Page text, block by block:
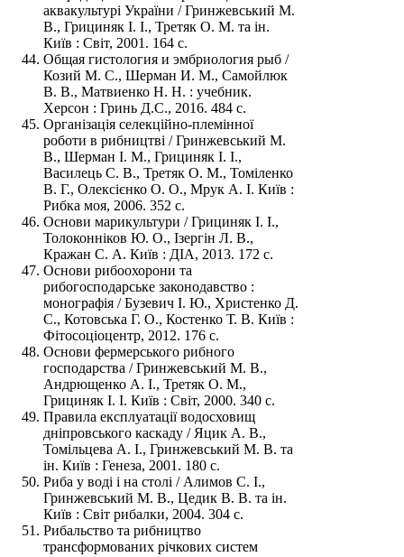
аквакультурі України / Гринжевський М.
В., Грициняк І. І., Третяк О. М. та ін.
Київ : Світ, 2001. 164 с.
Общая гистология и эмбриология рыб /
Козий М. С., Шерман И. М., Самойлюк
В. В., Матвиенко Н. Н. : учебник.
Херсон : Гринь Д.С., 2016. 484 с.
Організація селекційно-племінної
роботи в рибництві / Гринжевський М.
В., Шерман І. М., Грициняк І. І.,
Василець С. В., Третяк О. М., Томіленко
В. Г., Олексієнко О. О., Мрук А. І. Київ :
Рибка моя, 2006. 352 с.
Основи марикультури / Грициняк І. І.,
Толоконніков Ю. О., Ізергін Л. В.,
Кражан С. А. Київ : ДІА, 2013. 172 с.
Основи рибоохорони та
рибогосподарське законодавство :
монографія / Бузевич І. Ю., Христенко Д.
С., Котовська Г. О., Костенко Т. В. Київ :
Фітосоціоцентр, 2012. 176 с.
Основи фермерського рибного
господарства / Гринжевський М. В.,
Андрющенко А. І., Третяк О. М.,
Грициняк І. І. Київ : Світ, 2000. 340 с.
Правила експлуатації водосховищ
дніпровського каскаду / Яцик А. В.,
Томільцева А. І., Гринжевський М. В. та
ін. Київ : Генеза, 2001. 180 с.
Риба у воді і на столі / Алимов С. І.,
Гринжевський М. В., Цедик В. В. та ін.
Київ : Світ рибалки, 2004. 304 с.
Рибальство та рибництво
трансформованих річкових систем